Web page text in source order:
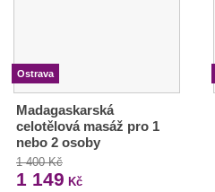
Ostrava
Madagaskarská
celotělová masáž pro 1
nebo 2 osoby
1 400 Kč
1 149 Kč